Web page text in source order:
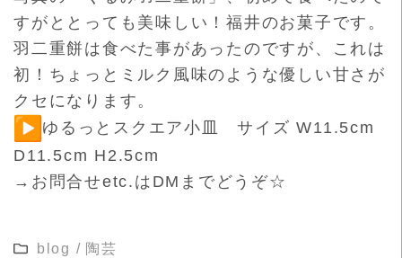
すがととっても美味しい！福井のお菓子です。
羽二重餅は食べた事があったのですが、これは
初！ちょっとミルク風味のような優しい甘さが
クセになります。
ゆるっとスクエア小皿 サイズ W11.5cm
D11.5cm H2.5cm
→お問合せetc.はDMまでどうぞ☆
blog / 陶芸